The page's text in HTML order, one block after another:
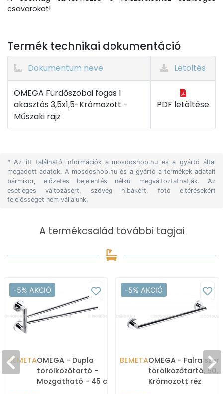
csavarokat!
Termék technikai dokumentáció
Dokumentum neve Letöltés
OMEGA Fürdőszobai fogas 1
akasztós 3,5x1,5-Krómozott -
Műszaki rajz
PDF letöltése
* Az itt található információk a mosdoshop.hu és a gyártó által
megadott adatok. A mosdoshop.hu és a gyártó a termékek adatait
bármikor, előzetes bejelentés nélkül megváltoztathatják. Az
esetleges változásért, szöveg hibákért, fotó eltérésekért
felelősséget nem vállalunk.
A termékcsalád további tagjai
-5% AKCIÓ
BEMETAOMEGA - Dupla
törölközőtartó -
Mozgatható - 45 cm
-5% AKCIÓ
BEMETAOMEGA - Falra
törölközőtartó,
Krómozott réz